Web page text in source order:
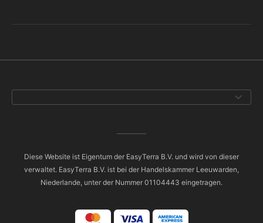
Diese Website ist Eigentum der EasyTerra B.V. und wird von dieser
verwaltet. EasyTerra B.V. ist bei der Handelskammer Leeuwarden,
Niederlande, unter der Nummer 01104443 eingetragen.